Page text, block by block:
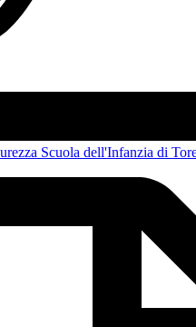
Scuola dell'Infanzia di